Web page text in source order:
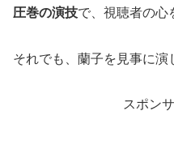
圧巻の演技で、視聴者の心
それでも、蘭子を見事に演
スポン